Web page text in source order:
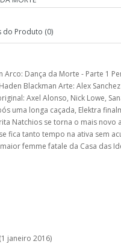
do Produto (0)
Arco: Dança da Morte - Parte 1
Blackman Arte: Alex
Axel Alonso, Nick Lowe,
uma longa caçada, Elektra
Natchios se torna o mais
fica tanto tempo na ativa sem
femme fatale da Casa das
janeiro 2016)